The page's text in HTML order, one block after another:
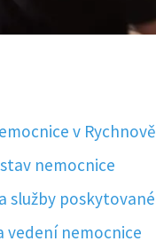
v
nemocnice
služby
vedení nemocnice